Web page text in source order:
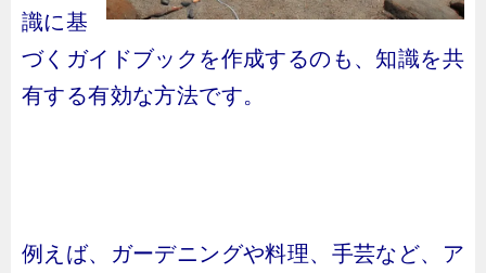
識に基
づくガイドブックを作成するのも、知識を共
有する有効な方法です。
例えば、ガーデニングや料理、手芸など、ア